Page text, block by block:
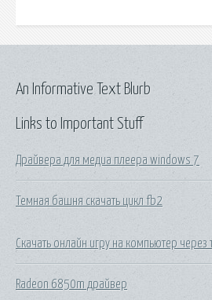
Links to Important Stuff
Драйвера для медиа плеера windows 7
Темная башня скачать цикл fb2
Скачать онлайн игру на компьютер через
Radeon 6850m драйвер
An Informative Text Blurb